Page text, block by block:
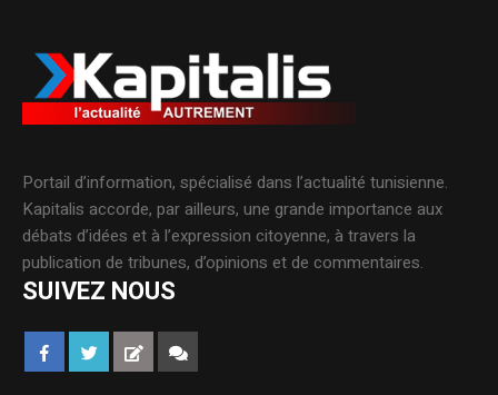
Portail d’information, spécialisé dans l’actualité tunisienne.
Kapitalis accorde, par ailleurs, une grande importance aux
débats d’idées et à l’expression citoyenne, à travers la
publication de tribunes, d’opinions et de commentaires.
SUIVEZ NOUS